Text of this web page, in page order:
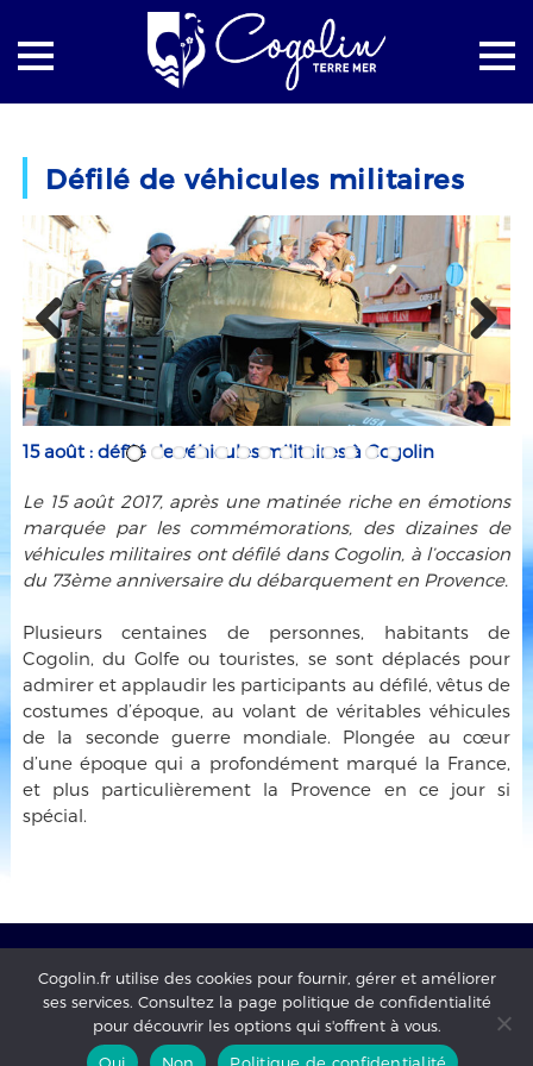
Défilé de véhicules militaires
Previous Next
15 août : défilé de véhicules militaires à Cogolin
Le 15 août 2017, après une matinée riche en émotions
marquée par les commémorations, des dizaines de
véhicules militaires ont défilé dans Cogolin, à l’occasion
du 73ème anniversaire du débarquement en Provence.
Plusieurs centaines de personnes, habitants de
Cogolin, du Golfe ou touristes, se sont déplacés pour
admirer et applaudir les participants au défilé, vêtus de
costumes d’époque, au volant de véritables véhicules
de la seconde guerre mondiale. Plongée au cœur
d’une époque qui a profondément marqué la France,
et plus particulièrement la Provence en ce jour si
spécial.
Mairie de Cogolin - copyright 2017 - tous droits réservés -
mentions légales-Politique de confidentialité
Cogolin.fr utilise des cookies pour fournir, gérer et améliorer
ses services. Consultez la page politique de confidentialité
pour découvrir les options qui s'offrent à vous.
Oui
Non Politique de confidentialité